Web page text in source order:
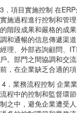
3．項目實施控制 在
實施過程進行控制和管
的階段成果和嚴格的成
調和通暢的信息傳遞渠
經理、外部咨詢顧問、
戶。部門之間協調和交
前，在企業缺乏合適的
4．業務流程控制 企業
流程中的控制和監督環
制之中，避免企業遭受